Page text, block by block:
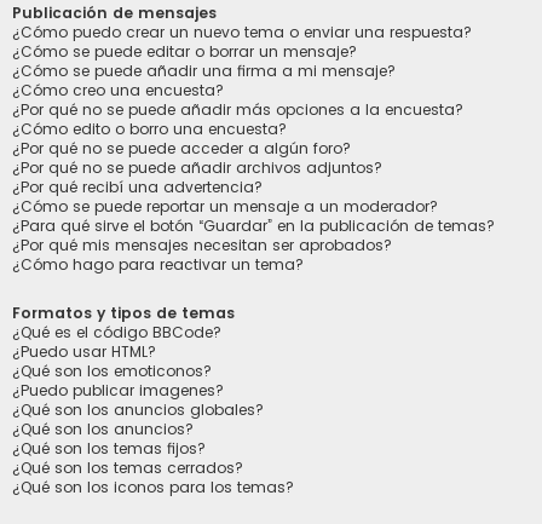
Publicación de mensajes
¿Cómo puedo crear un nuevo tema o enviar una respuesta?
¿Cómo se puede editar o borrar un mensaje?
¿Cómo se puede añadir una firma a mi mensaje?
¿Cómo creo una encuesta?
¿Por qué no se puede añadir más opciones a la encuesta?
¿Cómo edito o borro una encuesta?
¿Por qué no se puede acceder a algún foro?
¿Por qué no se puede añadir archivos adjuntos?
¿Por qué recibí una advertencia?
¿Cómo se puede reportar un mensaje a un moderador?
¿Para qué sirve el botón “Guardar” en la publicación de temas?
¿Por qué mis mensajes necesitan ser aprobados?
¿Cómo hago para reactivar un tema?
Formatos y tipos de temas
¿Qué es el código BBCode?
¿Puedo usar HTML?
¿Qué son los emoticonos?
¿Puedo publicar imagenes?
¿Qué son los anuncios globales?
¿Qué son los anuncios?
¿Qué son los temas fijos?
¿Qué son los temas cerrados?
¿Qué son los iconos para los temas?